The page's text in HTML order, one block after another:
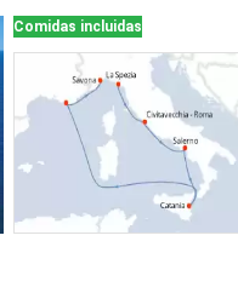
Comidas incluidas